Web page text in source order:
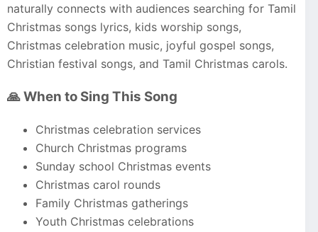
naturally connects with audiences searching for Tamil
Christmas songs lyrics, kids worship songs,
Christmas celebration music, joyful gospel songs,
Christian festival songs, and Tamil Christmas carols.
🙏 When to Sing This Song
Christmas celebration services
Church Christmas programs
Sunday school Christmas events
Christmas carol rounds
Family Christmas gatherings
Youth Christmas celebrations